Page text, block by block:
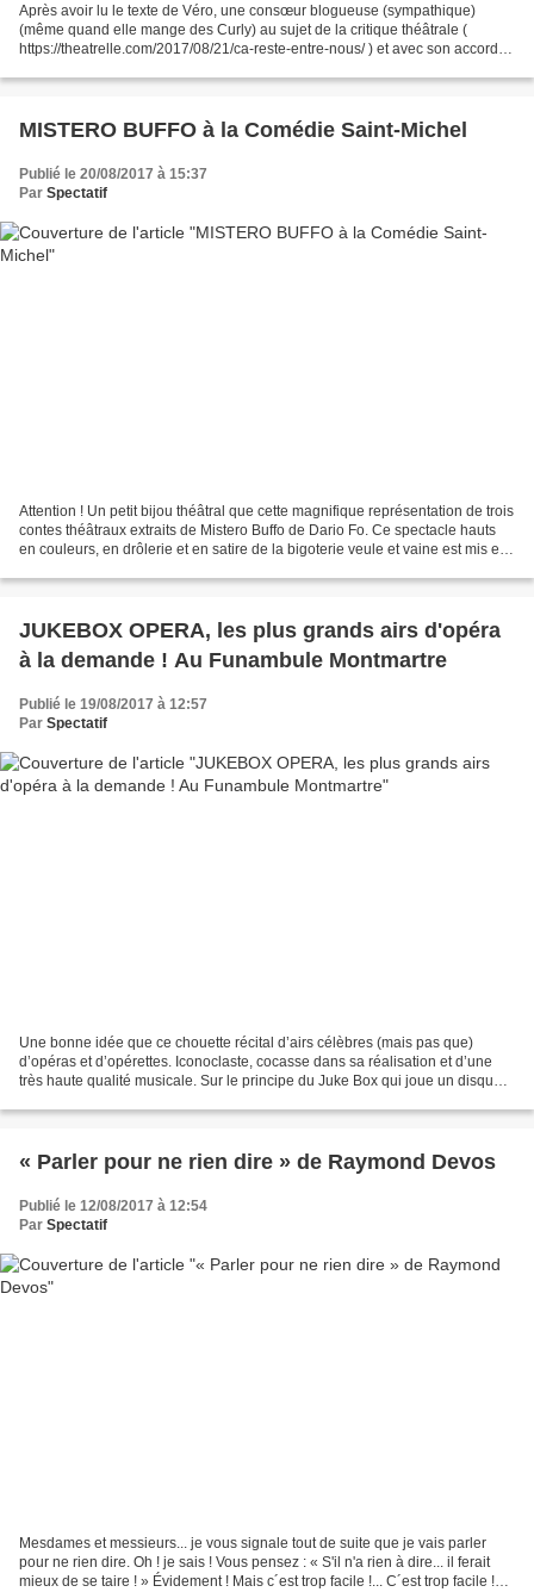
Après avoir lu le texte de Véro, une consœur blogueuse (sympathique)
(même quand elle mange des Curly) au sujet de la critique théâtrale (
https://theatrelle.com/2017/08/21/ca-reste-entre-nous/ ) et avec son accord
MISTERO BUFFO à la Comédie Saint-Michel
Publié le 20/08/2017 à 15:37
Par Spectatif
Attention ! Un petit bijou théâtral que cette magnifique représentation de trois
contes théâtraux extraits de Mistero Buffo de Dario Fo. Ce spectacle hauts
en couleurs, en drôlerie et en satire de la bigoterie veule et vaine est mis en
JUKEBOX OPERA, les plus grands airs d'opéra
à la demande ! Au Funambule Montmartre
Publié le 19/08/2017 à 12:57
Par Spectatif
Une bonne idée que ce chouette récital d’airs célèbres (mais pas que)
d’opéras et d’opérettes. Iconoclaste, cocasse dans sa réalisation et d’une
très haute qualité musicale. Sur le principe du Juke Box qui joue un disque à
« Parler pour ne rien dire » de Raymond Devos
Publié le 12/08/2017 à 12:54
Par Spectatif
Mesdames et messieurs... je vous signale tout de suite que je vais parler
pour ne rien dire. Oh ! je sais ! Vous pensez : « S'il n'a rien à dire... il ferait
mieux de se taire ! » Évidement ! Mais c´est trop facile !... C´est trop facile !